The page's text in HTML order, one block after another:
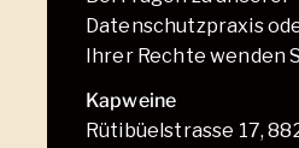
Datenschutzpraxis
Ihrer Rechte wenden
Kapweine
Rütibüelstrasse 17,